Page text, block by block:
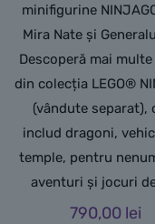
minifigurine
Mira Nate și
Descoperă mai
din colecția LEGO®
(vândute separat),
includ dragoni,
temple, pentru
aventuri și jocuri
790,00 lei